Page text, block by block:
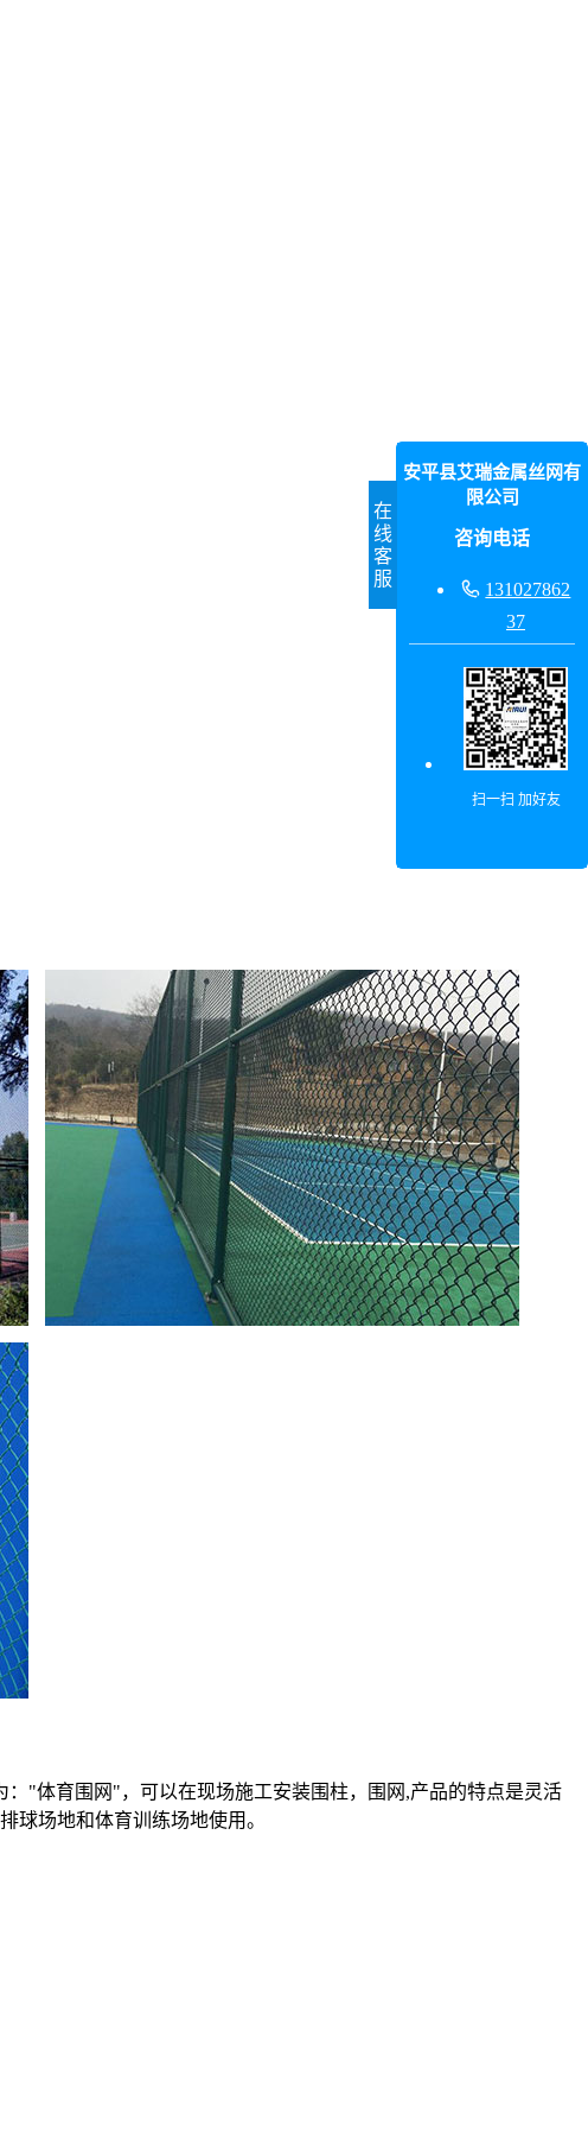
"体育围网"，可以在现场施工安装围柱，围网,产品的特点是灵活
球场地和体育训练场地使用。
在
线
客
服
安平县艾瑞金属丝网有
限公司
咨询电话
 131027862
37
扫一扫 加好友